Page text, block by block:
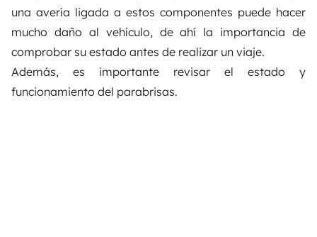
una avería ligada a estos componentes puede hacer
mucho daño al vehículo, de ahí la importancia de
comprobar su estado antes de realizar un viaje.
Además, es importante revisar el estado y
funcionamiento del parabrisas.